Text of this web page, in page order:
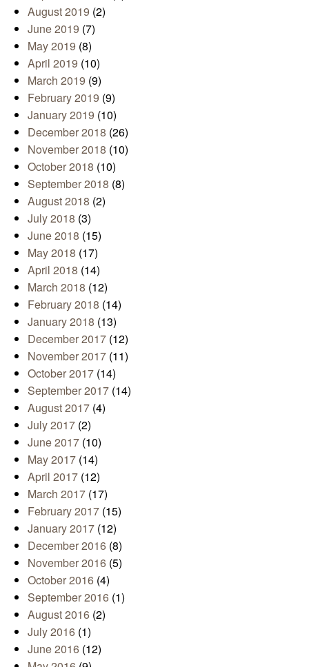
August 2019 (2)
June 2019 (7)
May 2019 (8)
April 2019 (10)
March 2019 (9)
February 2019 (9)
January 2019 (10)
December 2018 (26)
November 2018 (10)
October 2018 (10)
September 2018 (8)
August 2018 (2)
July 2018 (3)
June 2018 (15)
May 2018 (17)
April 2018 (14)
March 2018 (12)
February 2018 (14)
January 2018 (13)
December 2017 (12)
November 2017 (11)
October 2017 (14)
September 2017 (14)
August 2017 (4)
July 2017 (2)
June 2017 (10)
May 2017 (14)
April 2017 (12)
March 2017 (17)
February 2017 (15)
January 2017 (12)
December 2016 (8)
November 2016 (5)
October 2016 (4)
September 2016 (1)
August 2016 (2)
July 2016 (1)
June 2016 (12)